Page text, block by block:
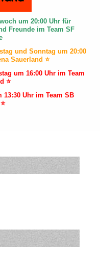
um 20:00 Uhr für
Freunde im Team SF
und Sonntag um 20:00
Sauerland ⭐
um 16:00 Uhr im Team
⭐
13:30 Uhr im Team SB